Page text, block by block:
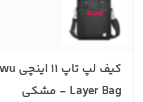
Layer Bag - مشکی